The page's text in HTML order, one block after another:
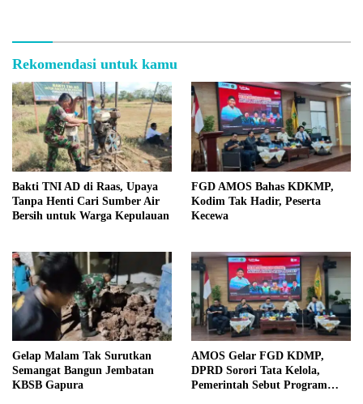
Rekomendasi untuk kamu
Bakti TNI AD di Raas, Upaya
Tanpa Henti Cari Sumber Air
Bersih untuk Warga Kepulauan
FGD AMOS Bahas KDKMP,
Kodim Tak Hadir, Peserta
Kecewa
Gelap Malam Tak Surutkan
Semangat Bangun Jembatan
KBSB Gapura
AMOS Gelar FGD KDMP,
DPRD Sorori Tata Kelola,
Pemerintah Sebut Program